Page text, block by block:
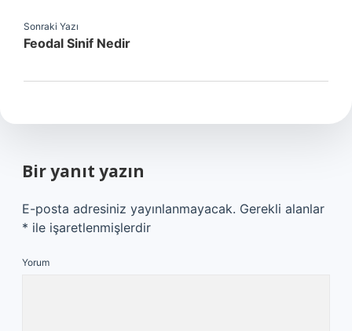
Sonraki Yazı
Feodal Sinif Nedir
Bir yanıt yazın
E-posta adresiniz yayınlanmayacak. Gerekli alanlar
* ile işaretlenmişlerdir
Yorum